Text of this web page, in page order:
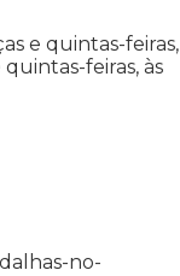
e quintas-feiras,
feiras, às
no-